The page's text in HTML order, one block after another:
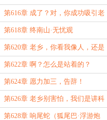
第616章 成了？对，你成功吸引老
爷注意力了！
第618章 终南山·无忧观
第620章 老乡，你看我像人，还是
像神.....
第622章 啊？怎么是站着的？
第624章 愿力加三，告辞！
第626章 老乡别害怕，我们是讲科
学的
第628章 响尾蛇（狐尾巴·浮游炮